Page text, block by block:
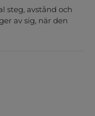
steg, avstånd och
av sig, när den